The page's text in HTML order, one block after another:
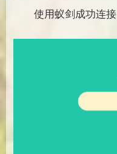
使用蚁剑成功连接